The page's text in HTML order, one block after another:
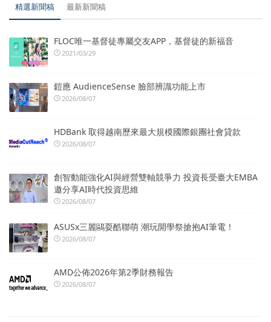
精選新聞稿 最新新聞稿
FLOC唯一基督徒專屬交友APP，基督徒的新福音
2021/03/29
鎧應 AudienceSense 臉部辨識功能上市
2026/08/07
HDBank 取得越南歷來最大規模國際銀團社會貸款
2026/08/07
創智動能強化AI與經營雙軸競爭力 投資長受臺大EMBA
邀分享AI時代投資思維
2026/08/07
ASUSx三麗鷗耍酷聯萌 潮玩開學祭搶抱AI筆電！
2026/08/07
AMD公佈2026年第2季財務報告
2026/08/07